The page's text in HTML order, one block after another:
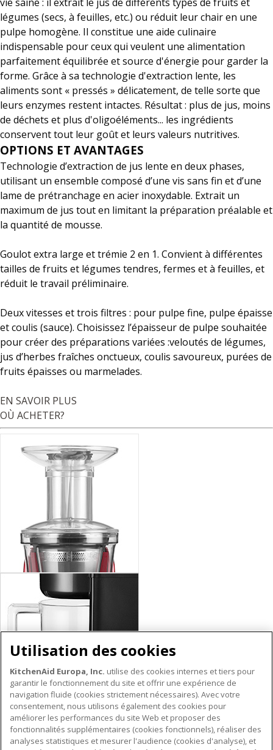
légumes (secs, à feuilles, etc.) ou réduit leur chair en une
pulpe homogène. Il constitue une aide culinaire
indispensable pour ceux qui veulent une alimentation
parfaitement équilibrée et source d'énergie pour garder la
forme. Grâce à sa technologie d'extraction lente, les
aliments sont « pressés » délicatement, de telle sorte que
leurs enzymes restent intactes. Résultat : plus de jus, moins
de déchets et plus d'oligoéléments... les ingrédients
conservent tout leur goût et leurs valeurs nutritives.
OPTIONS ET AVANTAGES
Technologie d’extraction de jus lente en deux phases,
utilisant un ensemble composé d’une vis sans fin et d’une
lame de prétranchage en acier inoxydable. Extrait un
maximum de jus tout en limitant la préparation préalable et
la quantité de mousse.
Goulot extra large et trémie 2 en 1. Convient à différentes
tailles de fruits et légumes tendres, fermes et à feuilles, et
réduit le travail préliminaire.
Deux vitesses et trois filtres : pour pulpe fine, pulpe épaisse
et coulis (sauce). Choisissez l’épaisseur de pulpe souhaitée
pour créer des préparations variées :veloutés de légumes,
jus d’herbes fraîches onctueux, coulis savoureux, purées de
fruits épaisses ou marmelades.
EN SAVOIR PLUS
OÙ ACHETER?
À PROPOS DE KITCHENAID
Utilisation des cookies
KitchenAid Europa, Inc. utilise des cookies internes et tiers pour
garantir le fonctionnement du site et offrir une expérience de
navigation fluide (cookies strictement nécessaires). Avec votre
consentement, nous utilisons également des cookies pour
améliorer les performances du site Web et proposer des
fonctionnalités supplémentaires (cookies fonctionnels), réaliser des
analyses statistiques et mesurer l'audience (cookies d'analyse), et